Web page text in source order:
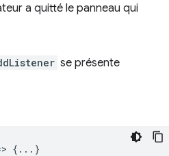
a quitté le panneau qui
se présente
{...}